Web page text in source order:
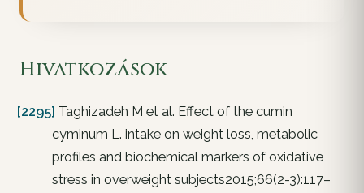
Hivatkozások
[2295] Taghizadeh M et al. Effect of the cumin
cyminum L. intake on weight loss, metabolic
profiles and biochemical markers of oxidative
stress in overweight subjects2015;66(2-3):117–